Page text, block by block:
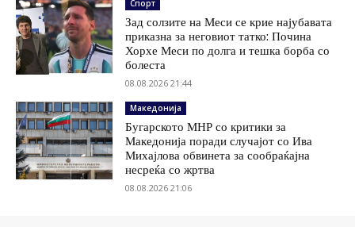
Спорт
Зад солзите на Меси се крие најубавата
приказна за неговиот татко: Почина
Хорхе Меси по долга и тешка борба со
болеста
08.08.2026 21:44
Македонија
Бугарското МНР со критики за
Македонија поради случајот со Ива
Михајлова обвинета за сообраќајна
несреќа со жртва
08.08.2026 21:06